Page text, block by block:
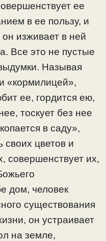
ее
в ее пользу, и
изживает в ней
Все это не пустые
Называя
«кормилицей»,
ее, гордится ею,
тоску­ет без нее
в саду»,
своих цветов и
совершенствует их,
дом, человек
существования
он устраивает
на земле,